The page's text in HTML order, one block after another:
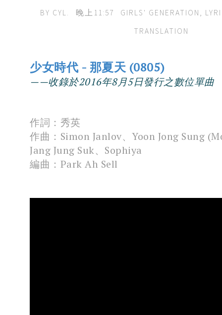
BY CYL. 晚上11:57 GIRLS' GENERATION ,
TRANSLATION
少女時代 - 那夏天 (0805)
——收錄於2016年8月5日發行之數位單曲
作詞：秀英
作曲：Simon Janlov、Yoon Jong Sung
Jang Jung Suk、Sophiya
編曲：Park Ah Sell